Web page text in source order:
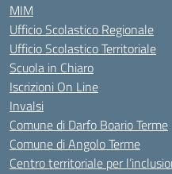
MIM
Ufficio Scolastico Regionale
Ufficio Scolastico Territoriale
Scuola in Chiaro
Iscrizioni On Line
Invalsi
Comune di Darfo Boario Terme
Comune di Angolo Terme
Centro territoriale per